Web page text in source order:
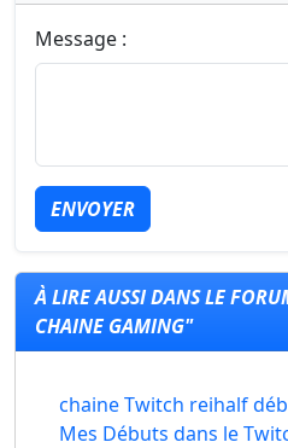
Message :
ENVOYER
À LIRE AUSSI DANS LE
CHAINE GAMING"
chaine Twitch reihalf
Mes Débuts dans le